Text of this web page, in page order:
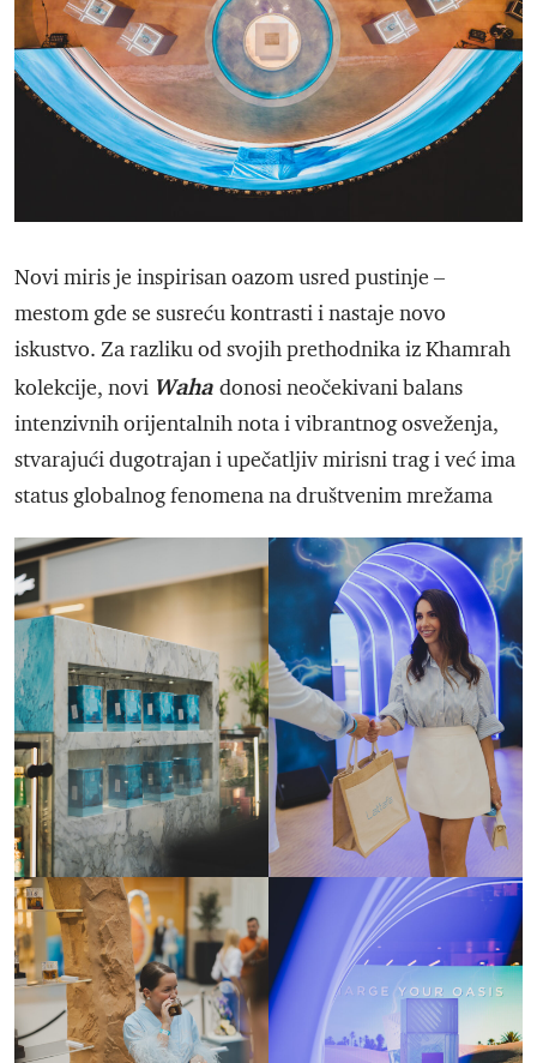
Novi miris je inspirisan oazom usred pustinje –
mestom gde se susreću kontrasti i nastaje novo
iskustvo. Za razliku od svojih prethodnika iz Khamrah
kolekcije, novi Waha donosi neočekivani balans
intenzivnih orijentalnih nota i vibrantnog osveženja,
stvarajući dugotrajan i upečatljiv mirisni trag i već ima
status globalnog fenomena na društvenim mrežama